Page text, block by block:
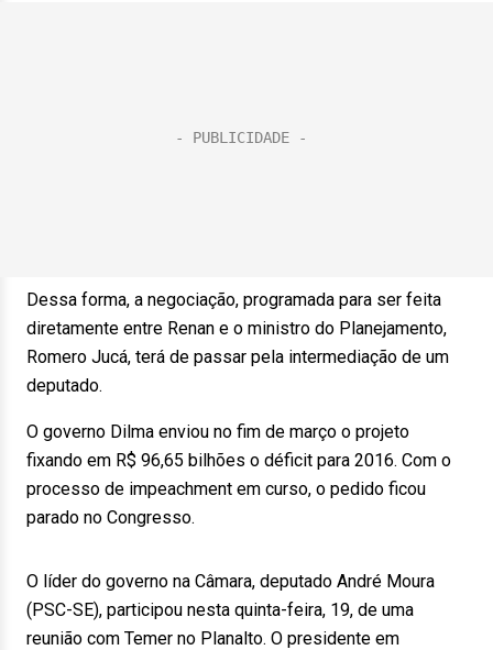
Dessa forma, a negociação, programada para ser feita
diretamente entre Renan e o ministro do Planejamento,
Romero Jucá, terá de passar pela intermediação de um
deputado.
O governo Dilma enviou no fim de março o projeto
fixando em R$ 96,65 bilhões o déficit para 2016. Com o
processo de impeachment em curso, o pedido ficou
parado no Congresso.
O líder do governo na Câmara, deputado André Moura
(PSC-SE), participou nesta quinta-feira, 19, de uma
reunião com Temer no Planalto. O presidente em